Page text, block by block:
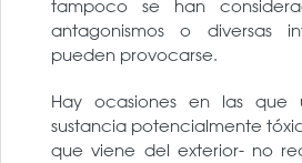
tampoco se han
antagonismos o diversas
pueden provocarse.
Hay ocasiones en las que
sustancia potencialmente
que viene del exterior- no